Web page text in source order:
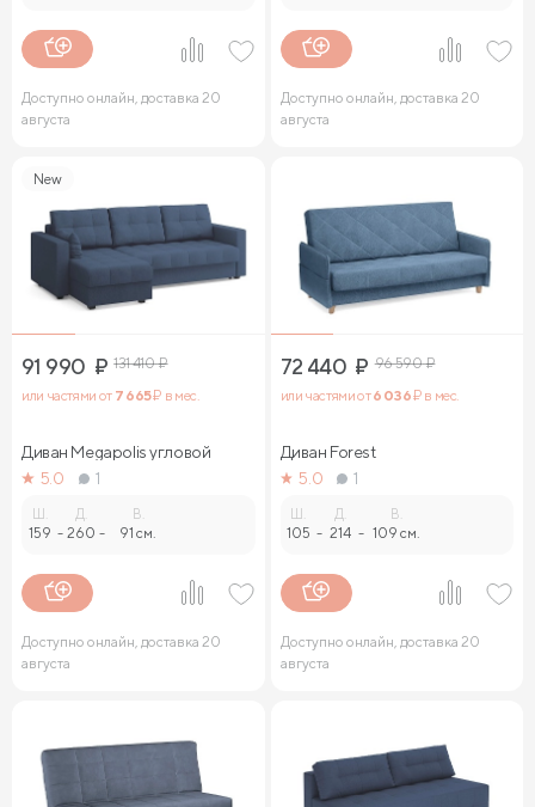
Доступно онлайн, доставка 20
августа
Доступно онлайн, доставка 20
августа
New
91 990 ₽ 131 410₽
или частями от 7 665₽ в мес.
Диван Megapolis угловой
5.0
1
Ш.
159 -
Д.
260 -
В.
91 см.
Доступно онлайн, доставка 20
августа
72 440 ₽ 96 590₽
или частями от6 036₽ в мес.
Диван Forest
5.0
1
Ш.
105 -
Д.
214 -
В.
109 см.
Доступно онлайн, доставка 20
августа